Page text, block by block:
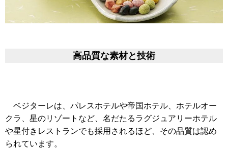
高品質な素材と技術
ベジターレは、パレスホテルや帝国ホテル、ホテルオー
クラ、星のリゾートなど、名だたるラグジュアリーホテル
や星付きレストランでも採用されるほど、その品質は認め
られています。